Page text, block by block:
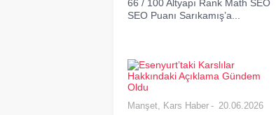
66 / 100 Altyapı Rank Math SEO
SEO Puanı Sarıkamış’a...
Manşet, Kars Haber 20.06.2026